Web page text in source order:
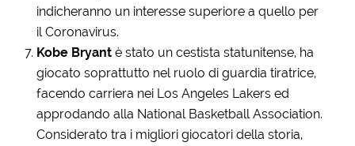
indicheranno un interesse superiore a quello per
il Coronavirus.
Kobe Bryant è stato un cestista statunitense, ha
giocato soprattutto nel ruolo di guardia tiratrice,
facendo carriera nei Los Angeles Lakers ed
approdando alla National Basketball Association.
Considerato tra i migliori giocatori della storia,